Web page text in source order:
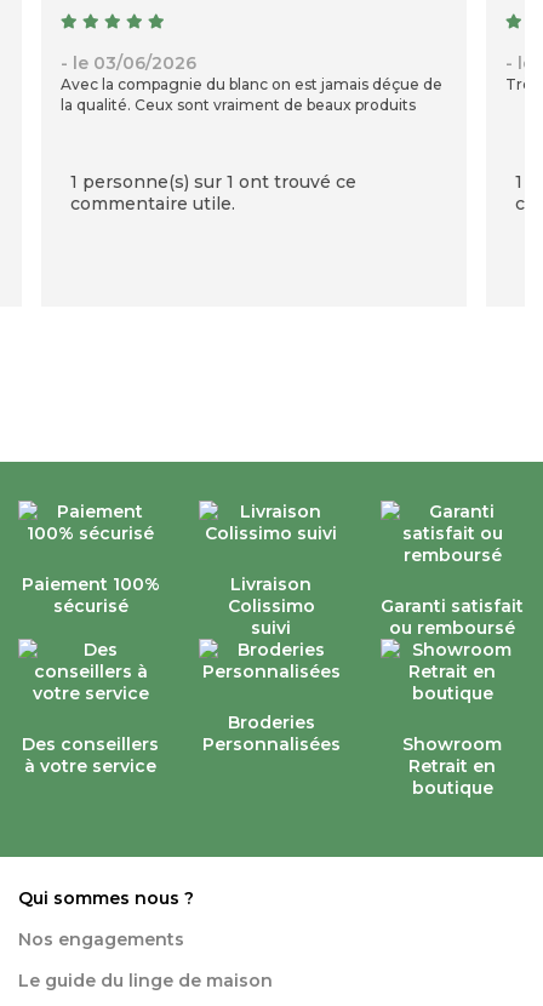
- le 03/06/2026
Avec la compagnie du blanc on est jamais déçue de
la qualité. Ceux sont vraiment de beaux produits
1 personne(s) sur 1 ont trouvé ce
commentaire utile.
- le
Très
1
Paiement 100%
sécurisé
Livraison
Colissimo
suivi
Garanti satisfait
ou remboursé
Des conseillers
à votre service
Broderies
Personnalisées
Showroom
Retrait en
boutique
Qui sommes nous ?
Nos engagements
Le guide du linge de maison